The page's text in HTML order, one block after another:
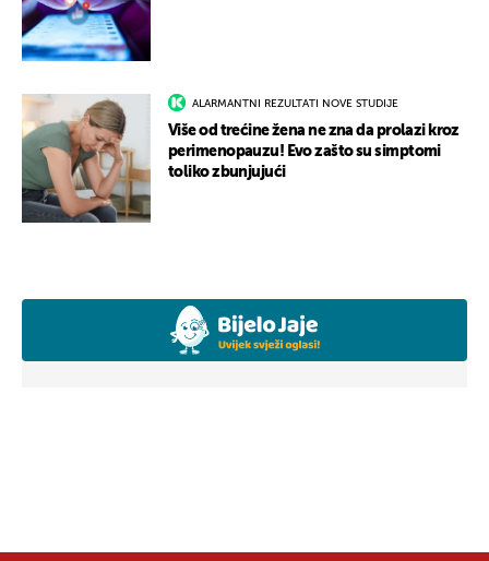
ALARMANTNI REZULTATI NOVE STUDIJE
Više od trećine žena ne zna da prolazi kroz
perimenopauzu! Evo zašto su simptomi
toliko zbunjujući